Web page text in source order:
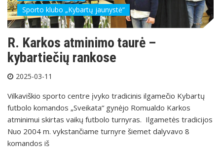
Sporto klubo „Kybartų jaunystė“
R. Karkos atminimo taurė –
kybartiečių rankose
2025-03-11
Vilkaviškio sporto centre įvyko tradicinis ilgamečio Kybartų
futbolo komandos „Sveikata“ gynėjo Romualdo Karkos
atminimui skirtas vaikų futbolo turnyras. Ilgametės tradicijos
Nuo 2004 m. vykstančiame turnyre šiemet dalyvavo 8
komandos iš